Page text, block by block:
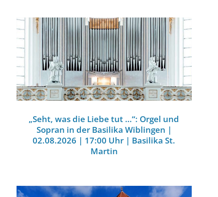
„Seht, was die Liebe tut …“: Orgel und
Sopran in der Basilika Wiblingen |
02.08.2026 | 17:00 Uhr | Basilika St.
Martin